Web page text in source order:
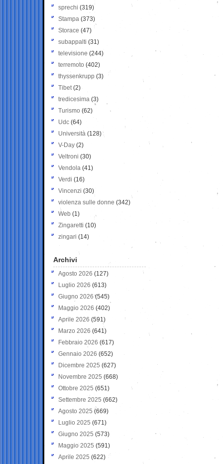
sprechi (319)
Stampa (373)
Storace (47)
subappalti (31)
televisione(244)
terremoto (402)
thyssenkrupp (3)
Tibet(2)
tredicesima (3)
Turismo (62)
Udc (64)
Università (128)
V-Day (2)
Veltroni (30)
Vendola (41)
Verdi (16)
Vincenzi (30)
violenza sulle donne (342)
Web (1)
Zingaretti (10)
zingari (14)
Archivi
Agosto 2026 (127)
Luglio 2026 (613)
Giugno 2026 (545)
Maggio 2026 (402)
Aprile 2026 (591)
Marzo 2026 (641)
Febbraio 2026 (617)
Gennaio 2026 (652)
Dicembre 2025 (627)
Novembre 2025 (668)
Ottobre 2025 (651)
Settembre 2025 (662)
Agosto 2025 (669)
Luglio 2025 (671)
Giugno 2025 (573)
Maggio 2025 (591)
Aprile 2025 (622)